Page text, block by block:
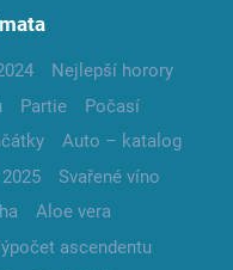
Nejlepší horory
Partie
Počasí
Auto – katalog
Svařené víno
Aloe vera
ascendentu